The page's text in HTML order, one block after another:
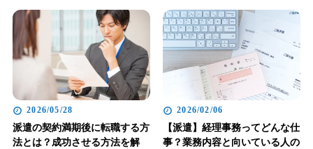
2026/05/28
派遣の契約満期後に転職する方
法とは？成功させる方法を解
2026/02/06
【派遣】経理事務ってどんな仕
事？業務内容と向いている人の